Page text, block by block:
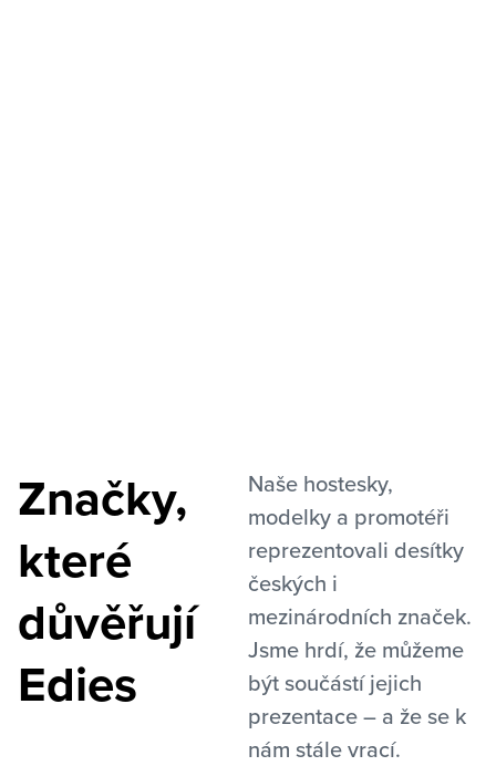
Značky,
které
důvěřují
Edies
Naše hostesky,
modelky a promotéři
reprezentovali desítky
českých i
mezinárodních značek.
Jsme hrdí, že můžeme
být součástí jejich
prezentace – a že se k
nám stále vrací.